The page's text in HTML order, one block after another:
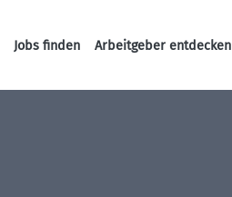
Haupt-Navigation
Jobs finden Arbeitgeber entdecken